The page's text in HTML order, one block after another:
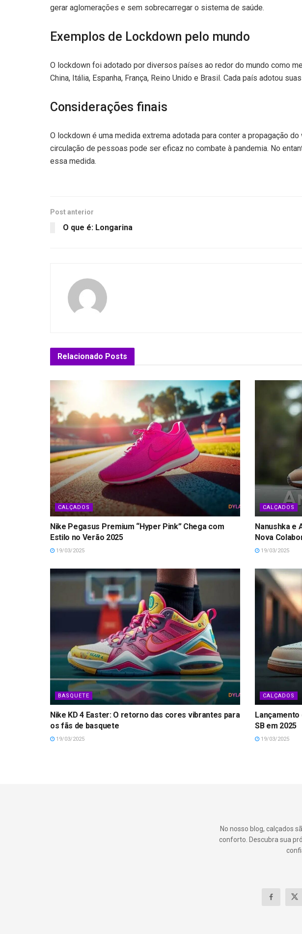
gerar aglomerações e sem sobrecarregar o sistema de saúde.
Exemplos de Lockdown pelo mundo
O lockdown foi adotado por diversos países ao redor do mundo como
China, Itália, Espanha, França, Reino Unido e Brasil. Cada país adotou
Considerações finais
O lockdown é uma medida extrema adotada para conter a propagação
circulação de pessoas pode ser eficaz no combate à pandemia. No
essa medida.
Post anterior
O que é: Longarina
Relacionado Posts
CALÇADOS
Nike Pegasus Premium “Hyper Pink” Chega com
Estilo no Verão 2025
19/03/2025
CALÇADOS
Nanushka e
Nova
19/03/2025
BASQUETE
Nike KD 4 Easter: O retorno das cores vibrantes para
os fãs de basquete
19/03/2025
CALÇADOS
Lançamento
SB em 2025
19/03/2025
No nosso blog, calçados
conforto. Descubra sua